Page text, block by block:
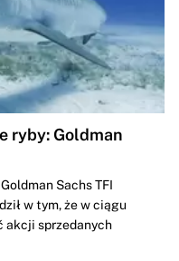
ryby: Goldman
Sachs TFI
w tym, że w ciągu
akcji sprzedanych